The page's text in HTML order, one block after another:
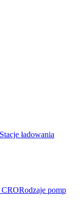
Stacje ładowania
CRORodzaje pomp